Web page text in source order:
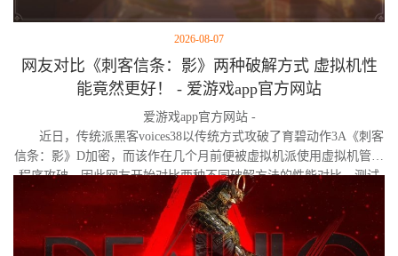
2026-08-07
网友对比《刺客信条：影》两种破解方式 虚拟机性
能竟然更好！ - 爱游戏app官方网站
爱游戏app官方网站 -
近日，传统派黑客voices38以传统方式攻破了育碧动作3A《刺客
信条：影》D加密，而该作在几个月前便被虚拟机派使用虚拟机管理
程序攻破。因此网友开始对比两种不同破解方法的性能对比。测试
作者决定验证，虚拟机管理程序是否真的会像许多玩家认为的那
样，导致明显的帧数下降。